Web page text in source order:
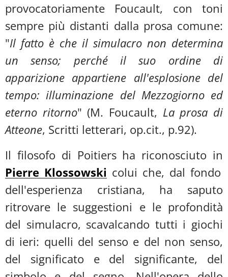
provocatoriamente Foucault, con toni
sempre più distanti dalla prosa comune:
"Il fatto è che il simulacro non determina
un senso; perché il suo ordine di
apparizione appartiene all'esplosione del
tempo: illuminazione del Mezzogiorno ed
eterno ritorno" (M. Foucault, La prosa di
Atteone, Scritti letterari, op.cit., p.92).
Il filosofo di Poitiers ha riconosciuto in
Pierre Klossowski colui che, dal fondo
dell'esperienza cristiana, ha saputo
ritrovare le suggestioni e le profondità
del simulacro, scavalcando tutti i giochi
di ieri: quelli del senso e del non senso,
del significato e del significante, del